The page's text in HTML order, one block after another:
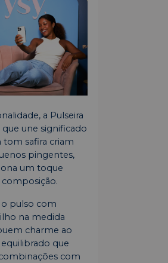
a Pulseira
une significado
tom safira criam
pingentes,
um toque
o pulso com
na medida
charme ao
que
com